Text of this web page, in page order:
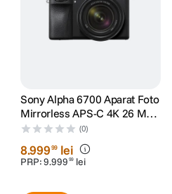
Sony Alpha 6700 Aparat Foto
Mirrorless APS-C 4K 26 MP
Kit cu Obiectiv 18-135mm
(0)
8.99999 lei
PRP:9.999 99 lei